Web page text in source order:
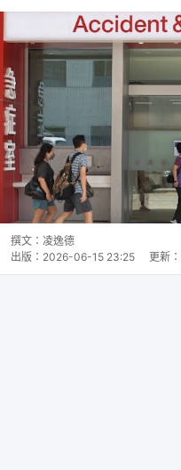
撰文： 凌逸德
出版： 2026-06-15 23:25 更新：